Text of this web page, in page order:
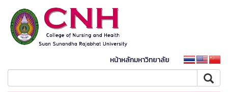
หน้าหลักมหาวิทยาลัย